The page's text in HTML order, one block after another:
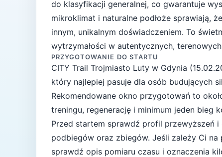
do klasyfikacji generalnej, co gwarantuje
mikroklimat i naturalne podłoże sprawiają,
innym, unikalnym doświadczeniem. To
wytrzymałości w autentycznych,
PRZYGOTOWANIE DO STARTU
CITY Trail Trojmiasto Luty w Gdynia (
który najlepiej pasuje dla osób budujących
Rekomendowane okno przygotowań to
treningu, regenerację i minimum jeden bieg
Przed startem sprawdź profil przewyższeń
podbiegów oraz zbiegów. Jeśli zależy Ci na
sprawdź opis pomiaru czasu i oznaczenia